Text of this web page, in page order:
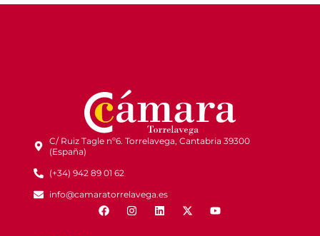
C/ Ruiz Tagle nº6. Torrelavega, Cantabria 39300
(España)
(+34) 942 89 01 62
info@camaratorrelavega.es